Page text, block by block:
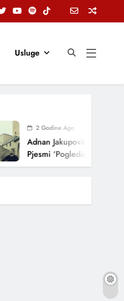
Usluge
2 Godine Ago
Adnan Jakupović Donosi
Pjesmi ‘Pogledaj Me’